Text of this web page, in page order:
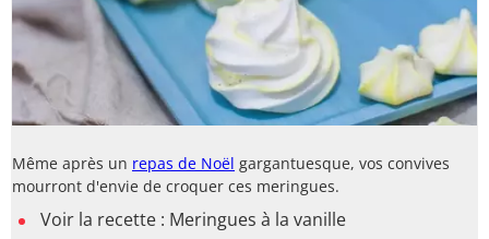
Même après un repas de Noël gargantuesque, vos convives
mourront d'envie de croquer ces meringues.
Voir la recette : Meringues à la vanille